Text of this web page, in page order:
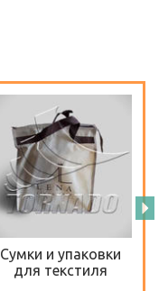
Сумки и упаковки
для текстиля